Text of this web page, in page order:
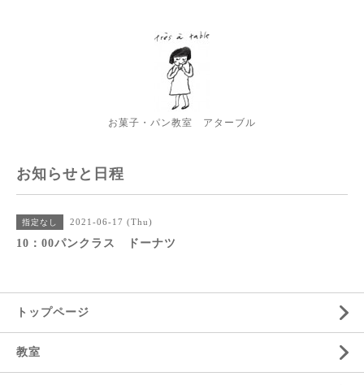
お菓子・パン教室 アターブル
お知らせと日程
指定なし 2021-06-17 (Thu)
10：00パンクラス ドーナツ
トップページ
教室